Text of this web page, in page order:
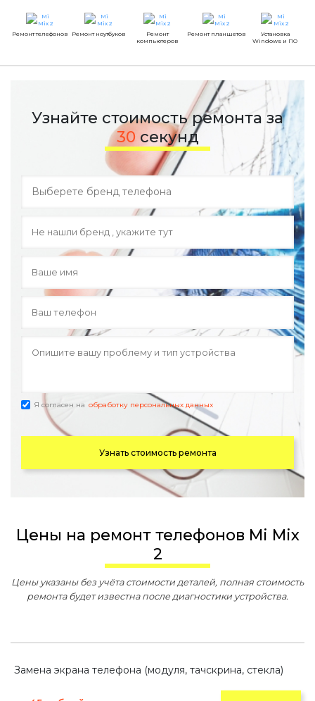
Ремонт телефонов Ремонт ноутбуков
Ремонт
компьютеров
Ремонт планшетов
Установка
Windows и ПО
Узнайте стоимость ремонта за
30 секунд
Я согласен на обработку персональных данных
Узнать стоимость ремонта
Цены на ремонт телефонов Mi Mix
2
Цены указаны без учёта стоимости деталей, полная стоимость
ремонта будет известна после диагностики устройства.
Замена экрана телефона (модуля, тачскрина, стекла)